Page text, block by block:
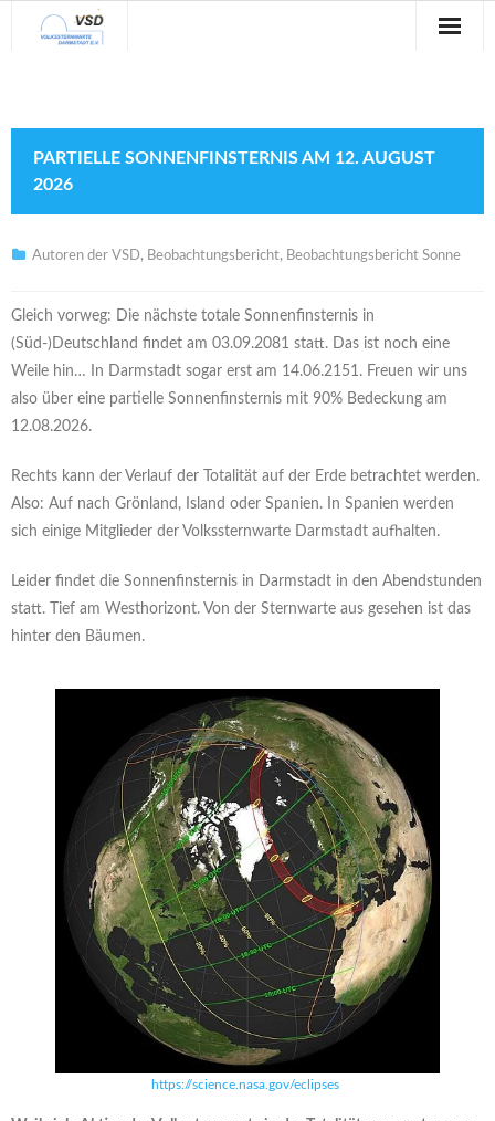
Veranstaltungen
Verein
Kontakt
PARTIELLE SONNENFINSTERNIS AM 12. AUGUST
2026
Autoren der VSD, Beobachtungsbericht, Beobachtungsbericht Sonne
Gleich vorweg: Die nächste totale Sonnenfinsternis in
(Süd-)Deutschland findet am 03.09.2081 statt. Das ist noch eine
Weile hin… In Darmstadt sogar erst am 14.06.2151. Freuen wir uns
also über eine partielle Sonnenfinsternis mit 90% Bedeckung am
12.08.2026.
Rechts kann der Verlauf der Totalität auf der Erde betrachtet werden.
Also: Auf nach Grönland, Island oder Spanien. In Spanien werden
sich einige Mitglieder der Volkssternwarte Darmstadt aufhalten.
Leider findet die Sonnenfinsternis in Darmstadt in den Abendstunden
statt. Tief am Westhorizont. Von der Sternwarte aus gesehen ist das
hinter den Bäumen.
https://science.nasa.gov/eclipses